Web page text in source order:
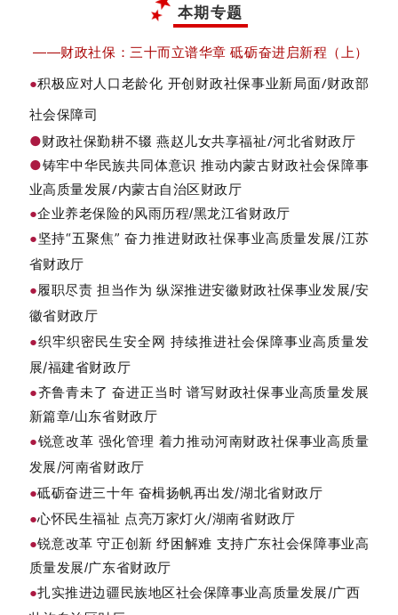
本期专题
——财政社保：三十而立谱华章 砥砺奋进启新程（上）
●积极应对人口老龄化 开创财政社保事业新局面/财政部
社会保障司
●财政社保勤耕不辍 燕赵儿女共享福祉/河北省财政厅
●铸牢中华民族共同体意识 推动内蒙古财政社会保障事
业高质量发展/内蒙古自治区财政厅
●企业养老保险的风雨历程/黑龙江省财政厅
●坚持“五聚焦” 奋力推进财政社保事业高质量发展/江苏
省财政厅
●履职尽责 担当作为 纵深推进安徽财政社保事业发展/安
徽省财政厅
●织牢织密民生安全网 持续推进社会保障事业高质量发
展/福建省财政厅
●齐鲁青未了 奋进正当时 谱写财政社保事业高质量发展
新篇章/山东省财政厅
●锐意改革 强化管理 着力推动河南财政社保事业高质量
发展/河南省财政厅
●砥砺奋进三十年 奋楫扬帆再出发/湖北省财政厅
●心怀民生福祉 点亮万家灯火/湖南省财政厅
●锐意改革 守正创新 纾困解难 支持广东社会保障事业高
质量发展/广东省财政厅
●扎实推进边疆民族地区社会保障事业高质量发展/广西